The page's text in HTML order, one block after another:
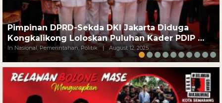
Pimpinan DPRD-Sekda DKI Jakarta Diduga
Kongkalikong Loloskan Puluhan Kader PDIP …
In Nasional, Pemerintahan, Politik | August 12, 2025